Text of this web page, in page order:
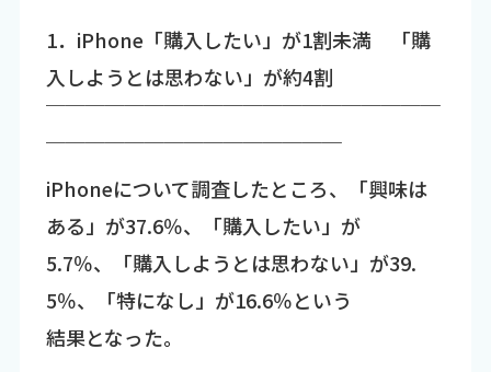
1．iPhone「購入したい」が1割未満 「購
入しようとは思わない」が約4割
￣￣￣￣￣￣￣￣￣￣￣￣￣￣￣￣￣￣￣￣
￣￣￣￣￣￣￣￣￣￣￣￣￣￣￣
iPhoneについて調査したところ、「興味は
ある」が37.6％、「購入したい」が
5.7％、「購入しようとは思わない」が39.
5％、「特になし」が16.6％という
結果となった。